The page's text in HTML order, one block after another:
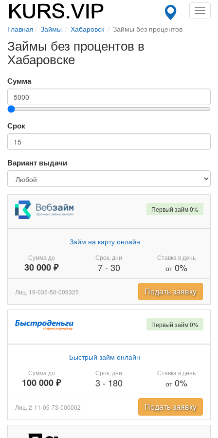
Главная Займы Хабаровск Займы без процентов
Займы без процентов в
Хабаровске
Сумма
Срок
Вариант выдачи
Сумма до
30 000 ₽
Займ на карту онлайн
Срок, дни
7- 30
Ставка в день
от0%
Первый займ 0%
Лиц. 19-035-50-009325 Подать заявку
Сумма до
100 000 ₽
Быстрый займ онлайн
Срок, дни
3 - 180
Ставка в день
от0%
Первый займ 0%
Лиц. 2-11-05-73-000002 Подать заявку